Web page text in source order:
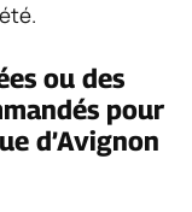
ou des
pour
d’Avignon